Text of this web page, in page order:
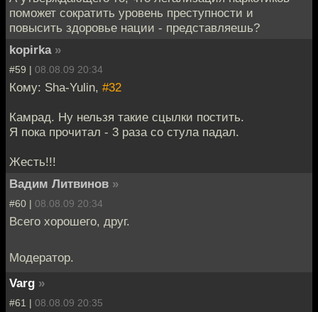
поможет сократить уровень преступности и
повысить здоровье нации - представляешь?
kopirka »
#59 | 08.08.09 20:34
Кому: Sha-Yulin, #32
Камрад. Ну нельзя такие сцылки постить.
Я пока прочитал - 3 раза со стула падал.
Жесть!!!
Вадим Литвинов »
#60 | 08.08.09 20:34
Всего хорошего, друг.
Модератор.
Varg »
#61 | 08.08.09 20:35